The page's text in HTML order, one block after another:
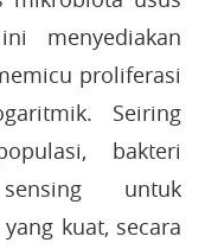
menyediakan
proliferasi
Seiring
bakteri
untuk
kuat, secara